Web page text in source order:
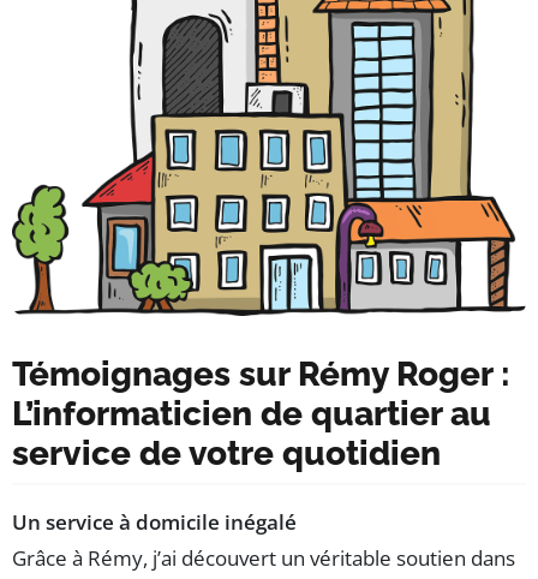
Témoignages sur Rémy Roger :
L’informaticien de quartier au
service de votre quotidien
Un service à domicile inégalé
Grâce à Rémy, j’ai découvert un véritable soutien dans